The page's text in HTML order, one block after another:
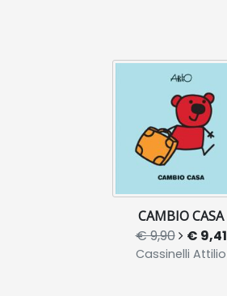
CAMBIO CASA
€ 9,90 € 9,41
Cassinelli Attilio